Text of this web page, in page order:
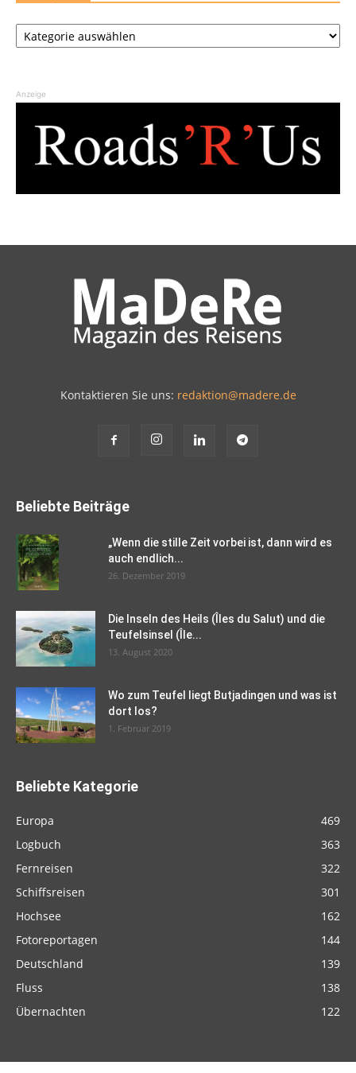
Kategorien
Anzeige
Kontaktieren Sie uns: redaktion@madere.de
Beliebte Beiträge
„Wenn die stille Zeit vorbei ist, dann wird es
auch endlich...
26. Dezember 2019
Die Inseln des Heils (Îles du Salut) und die
Teufelsinsel (Île...
13. August 2020
Wo zum Teufel liegt Butjadingen und was ist
dort los?
1. Februar 2019
Beliebte Kategorie
Europa
469
Logbuch
363
Fernreisen
322
Schiffsreisen
301
Hochsee
162
Fotoreportagen
144
Deutschland
139
Fluss
138
Übernachten
122